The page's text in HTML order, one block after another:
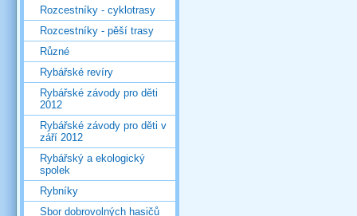
Rozcestníky - cyklotrasy
Rozcestníky - pěší trasy
Různé
Rybářské revíry
Rybářské závody pro děti
2012
Rybářské závody pro děti v
září 2012
Rybářský a ekologický
spolek
Rybníky
Sbor dobrovolných hasičů